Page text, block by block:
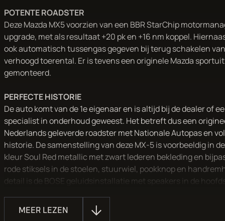
POTENTE ROADSTER
Deze Mazda MX5 voorzien van een BBR StarChip
upgrade, met als resultaat +20 pk en +16 nm koppel.
ook automatisch tussengas gegeven bij terug schakelen
verhoogd toerental. Er is tevens een originele Mazda
gemonteerd.
PERFECTE HISTORIE
De auto komt van de 1e eigenaar en is altijd bij de dealer of
specialist in onderhoud geweest. Het betreft dus een
Nederlands geleverde roadster met Nationale Autopas en
historie. De samenstelling van deze MX-5 is voorbeeldig in
kleur Soul Red metallic met zwart lederen bekleding en
rode stiksels in de stoelen, stuurwiel, pookknop en
detail is de BOSE geluidsinstallatie met speakers in de
MEER LEZEN